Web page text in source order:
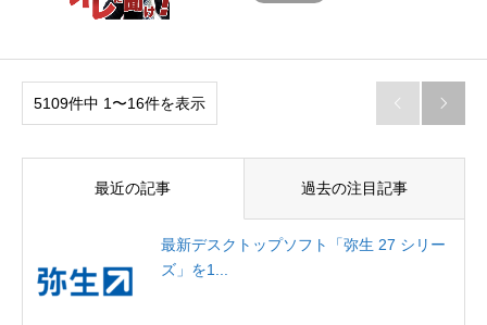
5109件中 1〜16件を表示  
最近の記事 過去の注目記事
最新デスクトップソフト「弥生 27 シリー
ズ」を1...